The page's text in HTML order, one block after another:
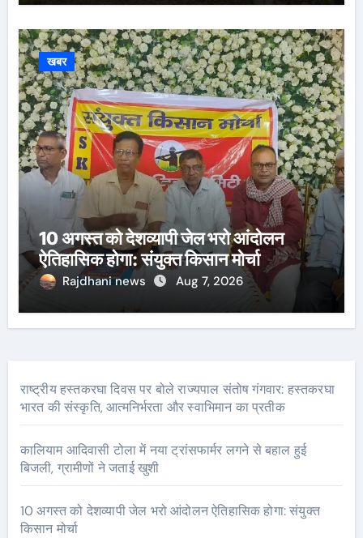
खबर
10 अगस्त को देशव्यापी जेल भरो आंदोलन
ऐतिहासिक होगा: संयुक्त किसान मोर्चा
Rajdhani news Aug 7, 2026
राष्ट्रीय हस्तकरघा दिवस पर बोले राज्यपाल संतोष गंगवार: हस्तकरघा
भारत की संस्कृति, आत्मनिर्भरता और स्वाभिमान का प्रतीक
कालियाम आदिवासी टोला में नया ट्रांसफार्मर लगने से बहाल हुई
बिजली, ग्रामीणों ने जताई खुशी
10 अगस्त को देशव्यापी जेल भरो आंदोलन ऐतिहासिक होगा: संयुक्त
किसान मोर्चा